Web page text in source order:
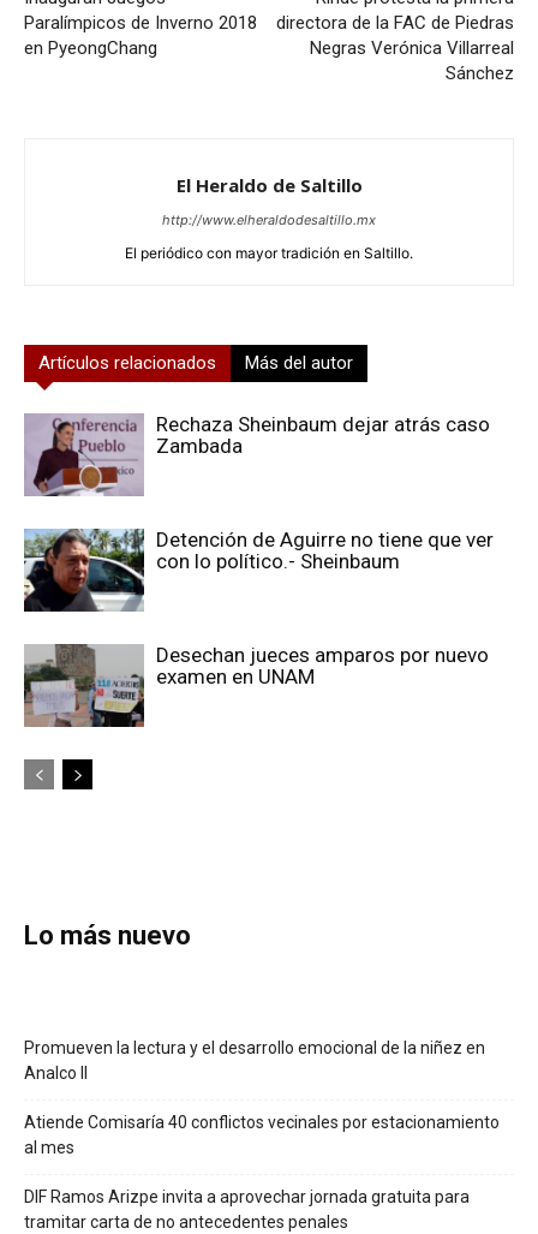
Paralímpicos de Inverno 2018
en PyeongChang
directora de la FAC de Piedras
Negras Verónica Villarreal
Sánchez
El Heraldo de Saltillo
http://www.elheraldodesaltillo.mx
El periódico con mayor tradición en Saltillo.
Artículos relacionados Más del autor
Rechaza Sheinbaum dejar atrás caso
Zambada
Detención de Aguirre no tiene que ver
con lo político.- Sheinbaum
Desechan jueces amparos por nuevo
examen en UNAM
Lo más nuevo
Promueven la lectura y el desarrollo emocional de la niñez en
Analco II
Atiende Comisaría 40 conflictos vecinales por estacionamiento
al mes
DIF Ramos Arizpe invita a aprovechar jornada gratuita para
tramitar carta de no antecedentes penales